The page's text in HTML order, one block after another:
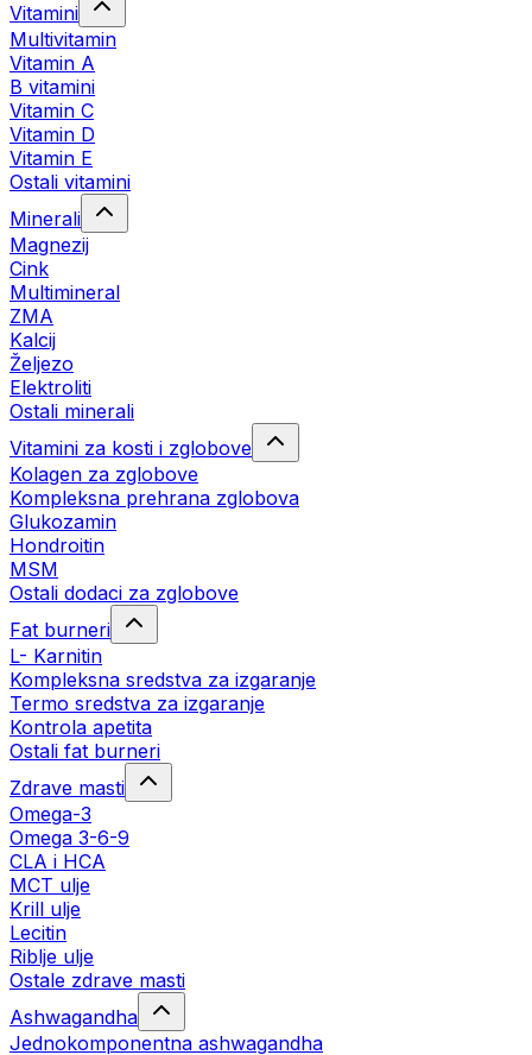
Vitamini
Multivitamin
Vitamin A
B vitamini
Vitamin C
Vitamin D
Vitamin E
Ostali vitamini
Minerali
Magnezij
Cink
Multimineral
ZMA
Kalcij
Željezo
Elektroliti
Ostali minerali
Vitamini za kosti i zglobove
Kolagen za zglobove
Kompleksna prehrana zglobova
Glukozamin
Hondroitin
MSM
Ostali dodaci za zglobove
Fat burneri
L- Karnitin
Kompleksna sredstva za izgaranje
Termo sredstva za izgaranje
Kontrola apetita
Ostali fat burneri
Zdrave masti
Omega-3
Omega 3-6-9
CLA i HCA
MCT ulje
Krill ulje
Lecitin
Riblje ulje
Ostale zdrave masti
Ashwagandha
Jednokomponentna ashwagandha